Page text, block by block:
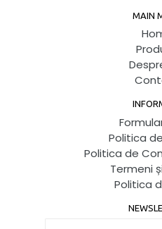
MAIN
Politica
Politica de
Termeni
Politica